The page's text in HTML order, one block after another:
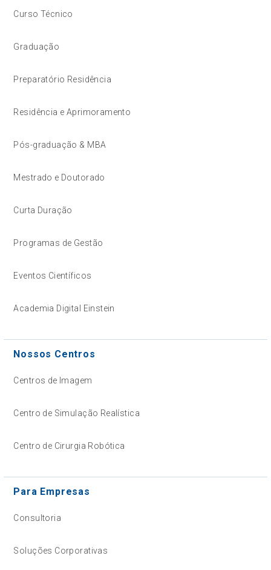
Curso Técnico
Graduação
Preparatório Residência
Residência e Aprimoramento
Pós-graduação & MBA
Mestrado e Doutorado
Curta Duração
Programas de Gestão
Eventos Científicos
Academia Digital Einstein
Nossos Centros
Centros de Imagem
Centro de Simulação Realística
Centro de Cirurgia Robótica
Para Empresas
Consultoria
Soluções Corporativas